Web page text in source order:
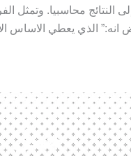
النتائج محاسبيا. وتمثل
انه:” الذي يعطي الاساس
حمل